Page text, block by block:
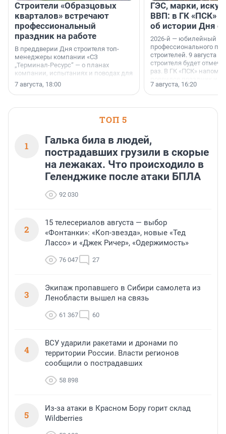
Строители «Образцовых
кварталов» встречают
профессиональный
праздник на работе
В преддверии Дня строителя топ-
менеджеры компании «СЗ
„Терминал-Ресурс“ — о планах
компании, испытаниях и поводах для
осторожного оптимизма.
7 августа, 18:00
ГЭС, марки,
ВВП: в ГК «ПСК»
об истории Дня
2026-й — юбилейный
профессионального
строителей. 9 августа
строителя будет
раз. В ГК «ПСК»
поменялась роль
7 августа, 16:20
ТОП 5
1
Галька била в людей,
пострадавших грузили в скорые
на лежаках. Что происходило в
Геленджике после атаки БПЛА
92 030
2
15 телесериалов августа — выбор
«Фонтанки»: «Коп-звезда», новые «Тед
Лассо» и «Джек Ричер», «Одержимость»
76 047 27
3
Экипаж пропавшего в Сибири самолета из
Ленобласти вышел на связь
61 367 60
4
ВСУ ударили ракетами и дронами по
территории России. Власти регионов
сообщили о пострадавших
58 898
5
Из-за атаки в Красном Бору горит склад
Wildberries